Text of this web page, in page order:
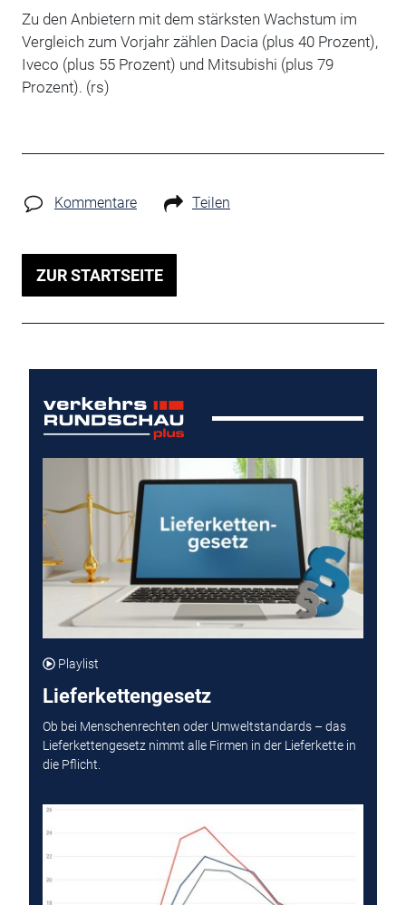
Zu den Anbietern mit dem stärksten Wachstum im
Vergleich zum Vorjahr zählen Dacia (plus 40 Prozent),
Iveco (plus 55 Prozent) und Mitsubishi (plus 79
Prozent). (rs)
Kommentare Teilen
ZUR STARTSEITE
Playlist
Lieferkettengesetz
Ob bei Menschenrechten oder Umweltstandards – das
Lieferkettengesetz nimmt alle Firmen in der Lieferkette in
die Pflicht.